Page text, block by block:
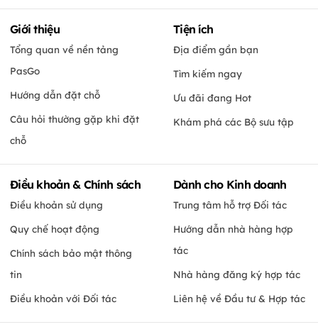
Giới thiệu
Tổng quan về nền tảng
PasGo
Hướng dẫn đặt chỗ
Câu hỏi thường gặp khi đặt
chỗ
Tiện ích
Địa điểm gần bạn
Tìm kiếm ngay
Ưu đãi đang Hot
Khám phá các Bộ sưu tập
Điều khoản & Chính sách
Điều khoản sử dụng
Quy chế hoạt động
Chính sách bảo mật thông
tin
Điều khoản với Đối tác
Dành cho Kinh doanh
Trung tâm hỗ trợ Đối tác
Hướng dẫn nhà hàng hợp
tác
Nhà hàng đăng ký hợp tác
Liên hệ về Đầu tư & Hợp tác